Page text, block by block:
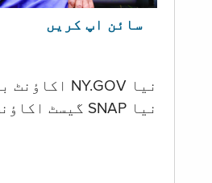
سائن اپ کریں
نیا NY.GOV اکاؤنٹ بنائیں
نیا SNAP گیسٹ اکاؤنٹ بنائیں